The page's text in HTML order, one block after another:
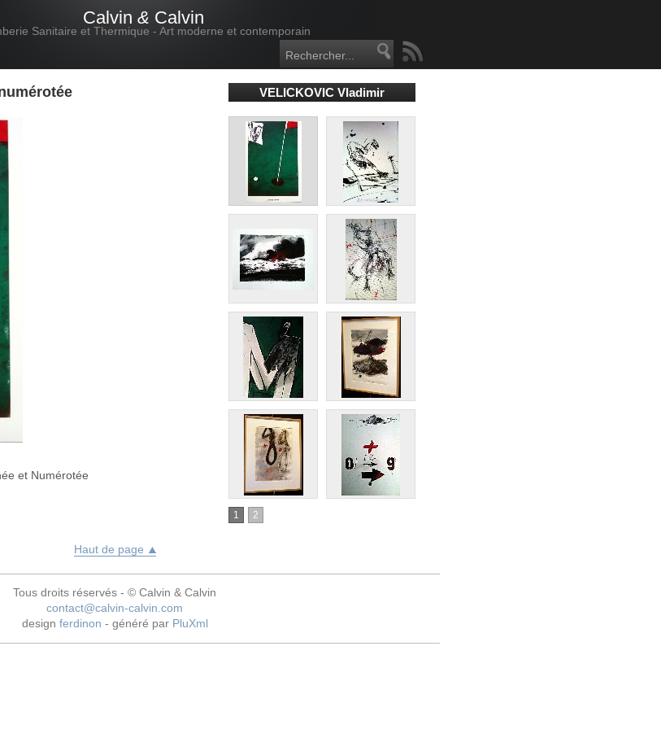
et Numérotée
VELICKOVIC Vladimir
1 2
Haut de page
Tous droits réservés - © Calvin & Calvin
contact@calvin-calvin.com
design ferdinon - généré par PluXml
Calvin & Calvin
Sanitaire et Thermique - Art moderne et contemporain